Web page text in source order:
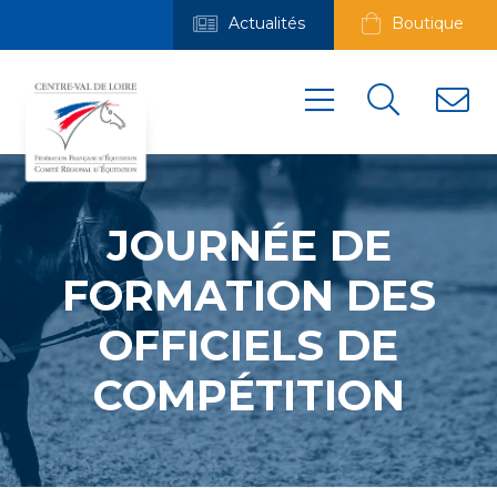
Actualités Boutique
JOURNÉE DE
FORMATION DES
OFFICIELS DE
COMPÉTITION